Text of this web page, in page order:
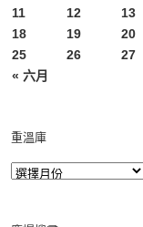
« 六月
11
12 13
18
19 20
25
26 27
重溫庫